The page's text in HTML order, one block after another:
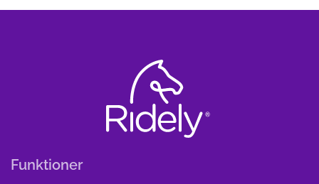
Funktioner